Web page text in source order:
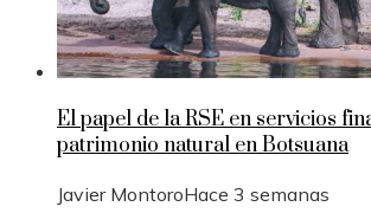
El papel de la RSE en servicios
patrimonio natural en Botsuana
Javier MontoroHace 3 semanas